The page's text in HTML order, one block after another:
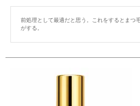
前処理として最適だと思う。これをするとまつ
がする。